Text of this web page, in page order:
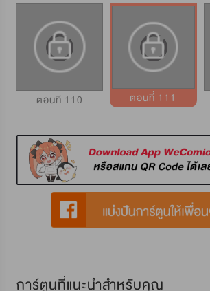
ตอนที่ 110 ตอนที่ 111
การ์ตูนที่แนะนำสำหรับคุณ